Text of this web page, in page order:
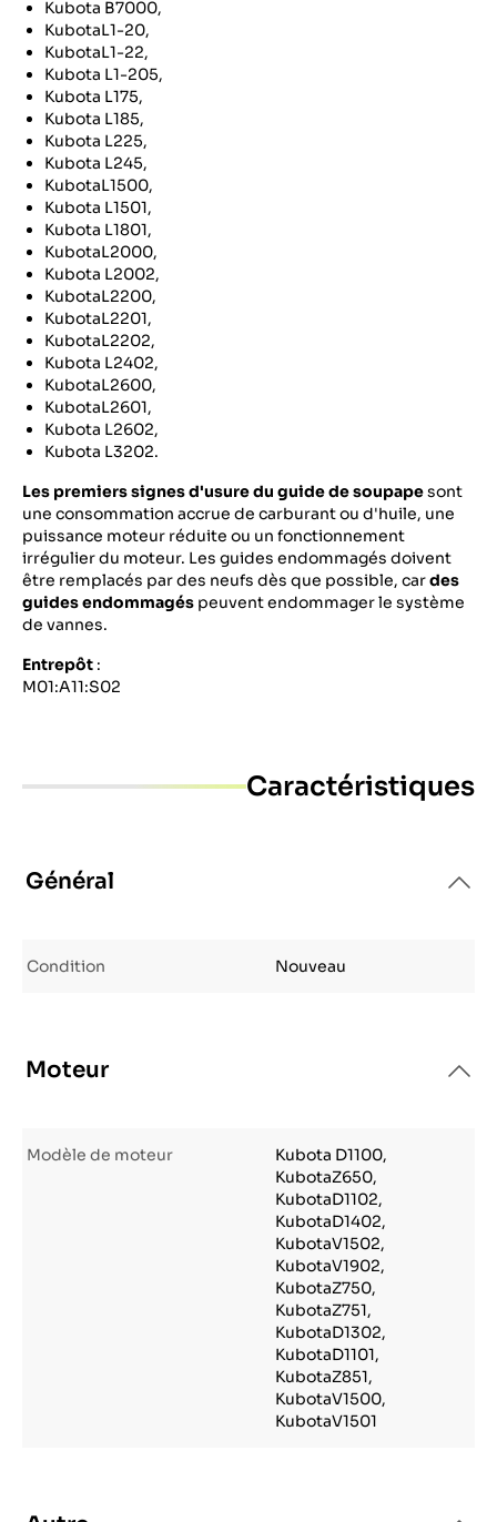
Kubota B7000,
KubotaL1-20,
KubotaL1-22,
Kubota L1-205,
Kubota L175,
Kubota L185,
Kubota L225,
Kubota L245,
KubotaL1500,
Kubota L1501,
Kubota L1801,
KubotaL2000,
Kubota L2002,
KubotaL2200,
KubotaL2201,
KubotaL2202,
Kubota L2402,
KubotaL2600,
KubotaL2601,
Kubota L2602,
Kubota L3202.
Les premiers signes d'usure du guide de soupapesont
une consommation accrue de carburant ou d'huile, une
puissance moteur réduite ou un fonctionnement
irrégulier du moteur. Les guides endommagés doivent
être remplacés par des neufs dès que possible, cardes
guides endommagés peuvent endommager le système
de vannes.
Entrepôt :
M01:A11:S02
Caractéristiques
Général
Condition Nouveau
Moteur
Modèle de moteur
Kubota D1100,
KubotaZ650,
KubotaD1102,
KubotaD1402,
KubotaV1502,
KubotaV1902,
KubotaZ750,
KubotaZ751,
KubotaD1302,
KubotaD1101,
KubotaZ851,
KubotaV1500,
KubotaV1501